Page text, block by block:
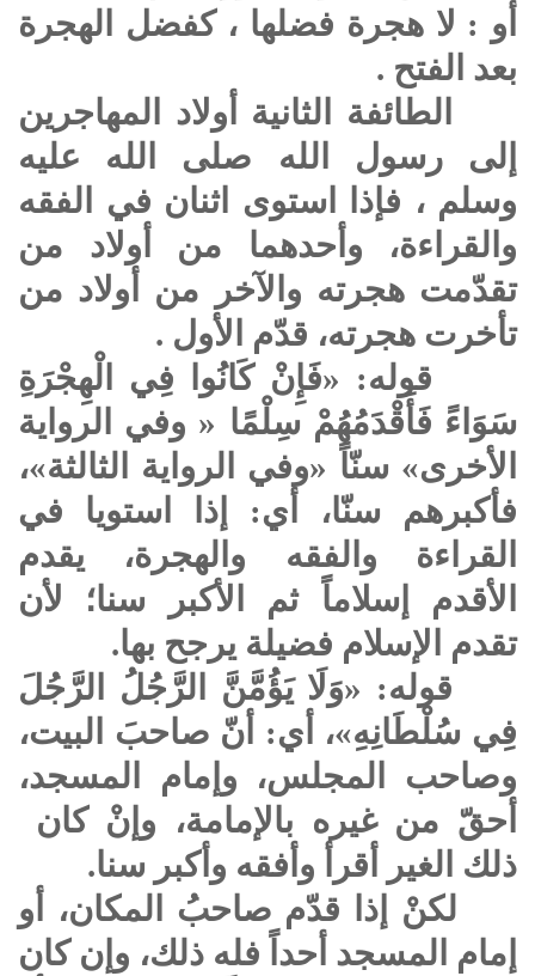
أو : لا هجرة فضلها ، كفضل الهجرة
بعد الفتح .
الطائفة الثانية أولاد المهاجرين
إلى رسول الله صلى الله عليه
وسلم، فإذا استوى اثنان في الفقه
والقراءة، وأحدهما من أولاد من
تقدّمت هجرته والآخر من أولاد من
تأخرت هجرته، قدّم الأول .
قوله: «فَإِنْ كَانُوا فِي الْهِجْرَةِ
سَوَاءً فَأَقْدَمُهُمْ سِلْمًا « وفي الرواية
الأخرى» سنّاً «وفي الرواية الثالثة»،
فأكبرهم سنّا، أي: إذا استويا في
القراءة والفقه والهجرة، يقدم
الأقدم إسلاماً ثم الأكبر سنا؛ لأن
تقدم الإسلام فضيلة يرجح بها.
قوله: «وَلَا يَؤُمَّنَّ الرَّجُلُ الرَّجُلَ
فِي سُلْطَانِهِ»، أي: أنّ صاحبَ البيت،
وصاحب المجلس، وإمام المسجد،
أحقّ من غيره بالإمامة، وإنْ كان
ذلك الغير أقرأ وأفقه وأكبر سنا.
لكنْ إذا قدّم صاحبُ المكان، أو
إمام المسجد أحداً فله ذلك، وإن كان